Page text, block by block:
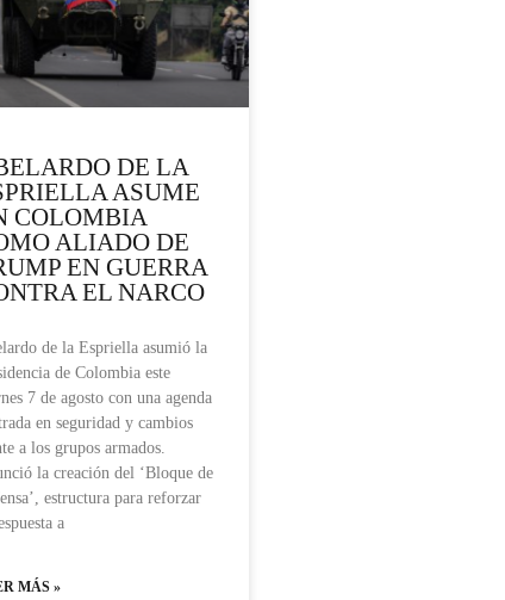
DE LA
ASUME
COLOMBIA
ALIADO DE
EN GUERRA
EL NARCO
de la Espriella asumió la
de Colombia este
7 de agosto con una agenda
en seguridad y cambios
a los grupos armados.
la creación del ‘Bloque de
estructura para reforzar
a
MÁS »